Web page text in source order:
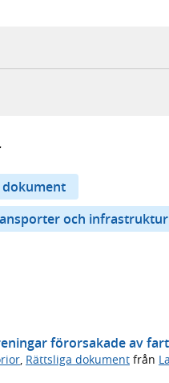
webbplats,
postklient,
dokument
och infrastruktur
förorsakade av
Rättsliga dokument från